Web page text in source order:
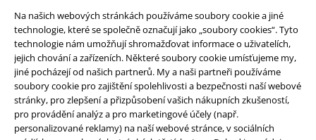
Na našich webových stránkách používáme soubory cookie a jiné
technologie, které se společně označují jako „soubory cookies“. Tyto
technologie nám umožňují shromažďovat informace o uživatelích,
jejich chování a zařízeních. Některé soubory cookie umísťujeme my,
jiné pocházejí od našich partnerů. My a naši partneři používáme
soubory cookie pro zajištění spolehlivosti a bezpečnosti naší webové
stránky, pro zlepšení a přizpůsobení vašich nákupních zkušeností,
pro provádění analýz a pro marketingové účely (např.
personalizované reklamy) na naší webové stránce, v sociálních
Způsoby platby
Bankovní převod Platba na dobírku
Doprava